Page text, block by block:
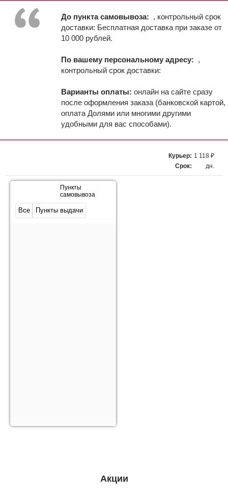
До пункта самовывоза: , контрольный срок
доставки: Бесплатная доставка при заказе от
10 000 рублей.
По вашему персональному адресу: ,
контрольный срок доставки:
Варианты оплаты: онлайн на сайте сразу
после оформления заказа (банковской картой,
оплата Долями или многими другими
удобными для вас способами).
Курьер:
Срок:
1 118 ₽
дн.
Пункты
самовывоза
Все Пункты выдачи
Акции